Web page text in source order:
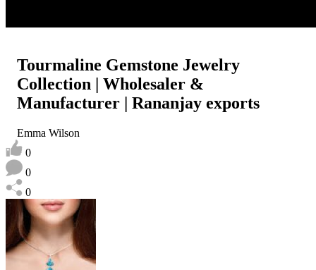
Tourmaline Gemstone Jewelry
Collection | Wholesaler &
Manufacturer | Rananjay exports
Emma Wilson
0
0
0